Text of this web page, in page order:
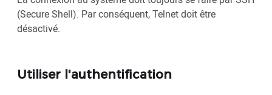
(Secure Shell). Par conséquent, Telnet doit être
désactivé.
Utiliser l'authentification